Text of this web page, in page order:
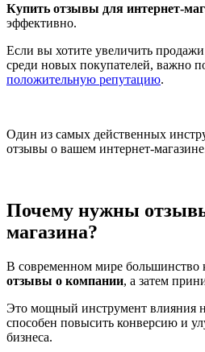
Купить отзывы для интернет-
эффективно.
Если вы хотите увеличить
среди новых покупателей, важно
положительную репутацию.
Один из самых действенных
отзывы о вашем интернет-
Почему нужны
магазина?
В современном мире большинство
отзывы о компании, а затем
Это мощный инструмент влияния
способен повысить конверсию и
бизнеса.